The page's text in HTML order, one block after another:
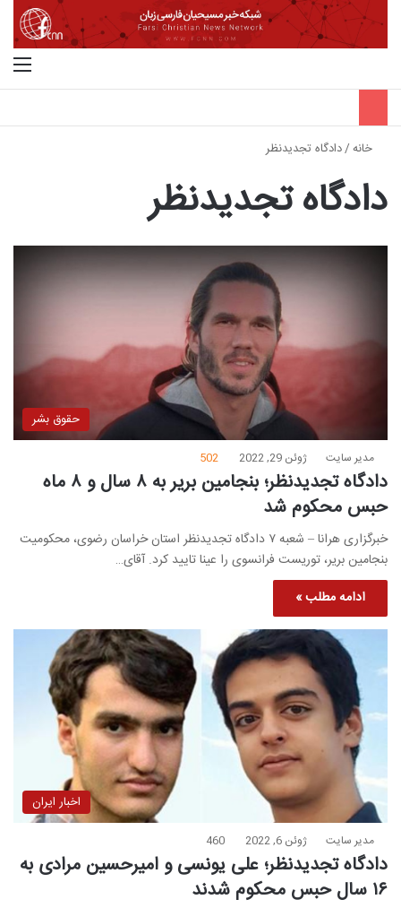
خانه/دادگاه تجدیدنظر
دادگاه تجدیدنظر
حقوق بشر
مدیر سایت ژوئن 29, 2022 502
دادگاه تجدیدنظر؛ بنجامین بریر به ۸ سال و ۸ ماه
حبس محکوم شد
خبرگزاری هرانا – شعبه ۷ دادگاه تجدیدنظر استان خراسان رضوی، محکومیت
بنجامین بریر، توریست فرانسوی را عینا تایید کرد. آقای…
ادامه مطلب »
اخبار ایران
مدیر سایت ژوئن 6, 2022 460
دادگاه تجدیدنظر؛ علی یونسی و امیرحسین مرادی به
۱۶ سال حبس محکوم شدند